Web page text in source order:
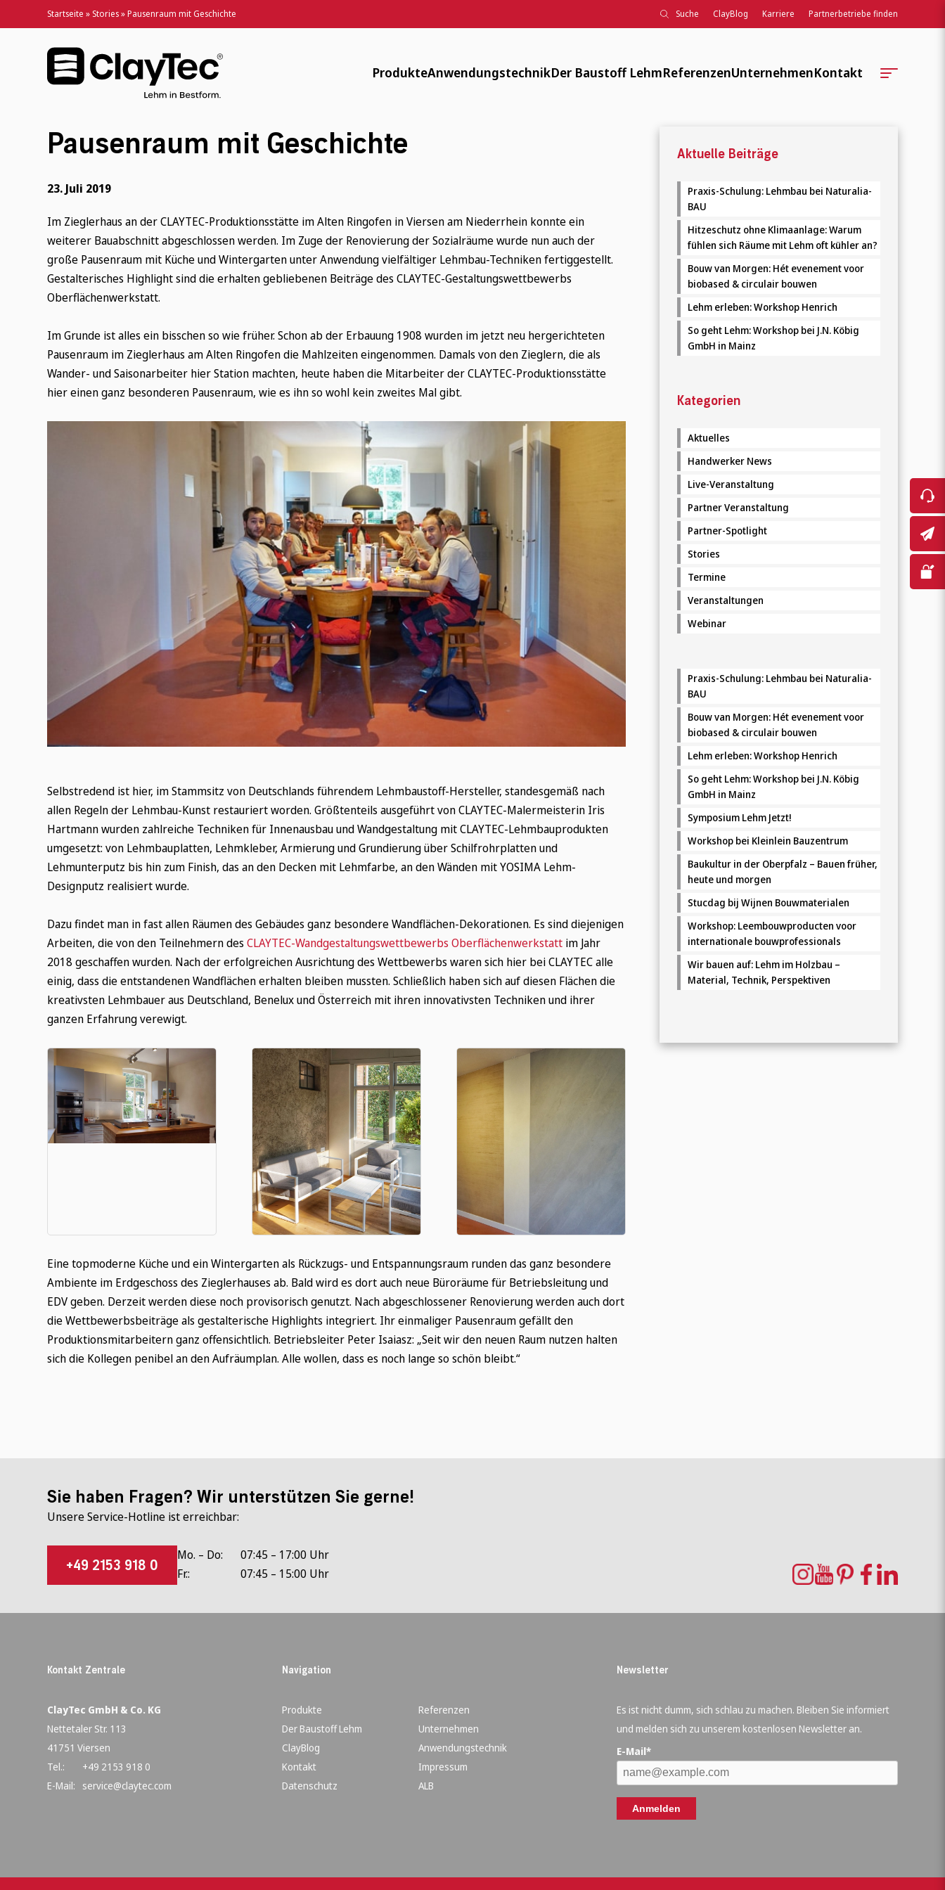
Startseite » Stories»Pausenraum mit Geschichte Suche ClayBlog Karriere Partnerbetriebe finden
Produkte
Designputz, Farbspachtel, Anstriche
Fachwerksanierung
Innendämmung
Mauerwerk und Stampflehm
Japankellen
Anwendungstechnik
Flächenheizung
Anwendungsvideos
Webinare
LV-Texte Lehm-Trockenbau
Der Baustoff Lehm
Gesund
Historisch
ReferenzenUnternehmen
Unternehmensgeschichte
Soziale Verantwortung
Weiterbildung, Lehre, Entwicklung
ClayBlog
Veranstaltungen
Karriere
Kontakt
Regionale Serviceteams
Auftragsbearbeitung
ClayTec Intern
Wonach suchen Sie?
Pausenraum mit Geschichte
23. Juli 2019
Im Zieglerhaus an der CLAYTEC-Produktionsstätte im Alten Ringofen in Viersen am Niederrhein konnte ein
weiterer Bauabschnitt abgeschlossen werden. Im Zuge der Renovierung der Sozialräume wurde nun auch der
große Pausenraum mit Küche und Wintergarten unter Anwendung vielfältiger Lehmbau-Techniken fertiggestellt.
Gestalterisches Highlight sind die erhalten gebliebenen Beiträge des CLAYTEC-Gestaltungswettbewerbs
Oberflächenwerkstatt.
Im Grunde ist alles ein bisschen so wie früher. Schon ab der Erbauung 1908 wurden im jetzt neu hergerichteten
Pausenraum im Zieglerhaus am Alten Ringofen die Mahlzeiten eingenommen. Damals von den Zieglern, die als
Wander- und Saisonarbeiter hier Station machten, heute haben die Mitarbeiter der CLAYTEC-Produktionsstätte
hier einen ganz besonderen Pausenraum, wie es ihn so wohl kein zweites Mal gibt.
Selbstredend ist hier, im Stammsitz von Deutschlands führendem Lehmbaustoff-Hersteller, standesgemäß nach
allen Regeln der Lehmbau-Kunst restauriert worden. Größtenteils ausgeführt von CLAYTEC-Malermeisterin Iris
Hartmann wurden zahlreiche Techniken für Innenausbau und Wandgestaltung mit CLAYTEC-Lehmbauprodukten
umgesetzt: von Lehmbauplatten, Lehmkleber, Armierung und Grundierung über Schilfrohrplatten und
Lehmunterputz bis hin zum Finish, das an den Decken mit Lehmfarbe, an den Wänden mit YOSIMA Lehm-
Designputz realisiert wurde.
Dazu findet man in fast allen Räumen des Gebäudes ganz besondere Wandflächen-Dekorationen. Es sind diejenigen
Arbeiten, die von den Teilnehmern desCLAYTEC-Wandgestaltungswettbewerbs Oberflächenwerkstatt im Jahr
2018 geschaffen wurden. Nach der erfolgreichen Ausrichtung des Wettbewerbs waren sich hier bei CLAYTEC alle
einig, dass die entstandenen Wandflächen erhalten bleiben mussten. Schließlich haben sich auf diesen Flächen die
kreativsten Lehmbauer aus Deutschland, Benelux und Österreich mit ihren innovativsten Techniken und ihrer
ganzen Erfahrung verewigt.
Eine topmoderne Küche und ein Wintergarten als Rückzugs- und Entspannungsraum runden das ganz besondere
Ambiente im Erdgeschoss des Zieglerhauses ab. Bald wird es dort auch neue Büroräume für Betriebsleitung und
EDV geben. Derzeit werden diese noch provisorisch genutzt. Nach abgeschlossener Renovierung werden auch dort
die Wettbewerbsbeiträge als gestalterische Highlights integriert. Ihr einmaliger Pausenraum gefällt den
Produktionsmitarbeitern ganz offensichtlich. Betriebsleiter Peter Isaiasz: „Seit wir den neuen Raum nutzen halten
sich die Kollegen penibel an den Aufräumplan. Alle wollen, dass es noch lange so schön bleibt.“
Aktuelle Beiträge
Praxis-Schulung: Lehmbau bei Naturalia-
BAU
Hitzeschutz ohne Klimaanlage: Warum
fühlen sich Räume mit Lehm oft kühler an?
Bouw van Morgen: Hét evenement voor
biobased & circulair bouwen
Lehm erleben: Workshop Henrich
So geht Lehm: Workshop bei J.N. Köbig
GmbH in Mainz
Kategorien
Aktuelles
Handwerker News
Live-Veranstaltung
Partner Veranstaltung
Partner-Spotlight
Stories
Termine
Veranstaltungen
Webinar
Praxis-Schulung: Lehmbau bei Naturalia-
BAU
Bouw van Morgen: Hét evenement voor
biobased & circulair bouwen
Lehm erleben: Workshop Henrich
So geht Lehm: Workshop bei J.N. Köbig
GmbH in Mainz
Symposium Lehm Jetzt!
Workshop bei Kleinlein Bauzentrum
Baukultur in der Oberpfalz – Bauen früher,
heute und morgen
Stucdag bij Wijnen Bouwmaterialen
Workshop: Leembouwproducten voor
internationale bouwprofessionals
Wir bauen auf: Lehm im Holzbau –
Material, Technik, Perspektiven
Sie haben Fragen? Wir unterstützen Sie gerne!
Unsere Service-Hotline ist erreichbar:
+49 2153 918 0
Mo. – Do:
07:45 – 17:00 Uhr
Fr.:
07:45 – 15:00 Uhr
Kontakt Zentrale
ClayTec GmbH & Co. KG
Nettetaler Str. 113
41751 Viersen
Tel.:
+49 2153 918 0
E-Mail:
service@claytec.com
Navigation
Produkte
Referenzen
Der Baustoff Lehm
Unternehmen
ClayBlog
Anwendungstechnik
Kontakt
Impressum
Datenschutz
ALB
Newsletter
Es ist nicht dumm, sich schlau zu machen. Bleiben Sie informiert
und melden sich zu unserem kostenlosen Newsletter an.
E-Mail*
Anmelden